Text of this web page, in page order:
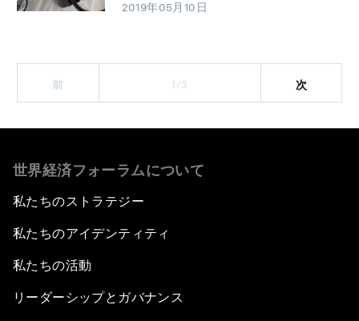
2019年05月10日
前 1/3 次
世界経済フォーラムについて
私たちのストラテジー
私たちのアイデンティティ
私たちの活動
リーダーシップとガバナンス